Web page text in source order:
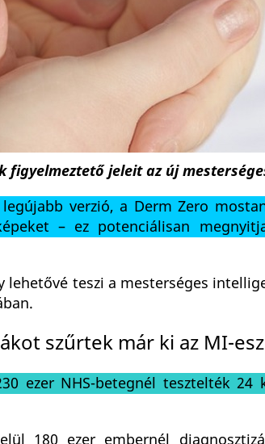
jeleit az új
verzió, a Derm Zero
– ez potenciálisan
teszi a mesterséges
szűrtek már ki az MI-
ezer NHS-betegnél tesztelték 24
180 ezer embernél